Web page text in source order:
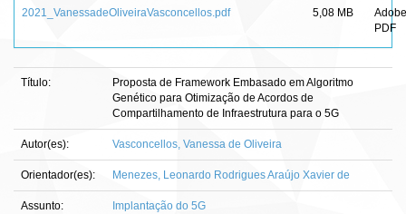
2021_VanessadeOliveiraVasconcellos.pdf 5,08 MB
Adobe
PDF
Título:
Proposta de Framework Embasado em Algoritmo
Genético para Otimização de Acordos de
Compartilhamento de Infraestrutura para o 5G
Autor(es): Vasconcellos, Vanessa de Oliveira
Orientador(es): Menezes, Leonardo Rodrigues Araújo Xavier de
Assunto:
Implantação do 5G